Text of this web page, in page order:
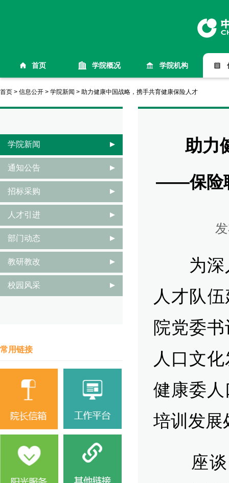
首页 学院概况 学院机构
首页 > 信息公开 > 学院新闻 > 助力健康中国战略，携手共育健康保险人才
助力
——保险
为深入
人才队
院党委
人口文
健康委
培训发展
座谈会
学院新闻
通知公告
招标采购
人才引进
部门动态
教研教改
校园风采
常用链接